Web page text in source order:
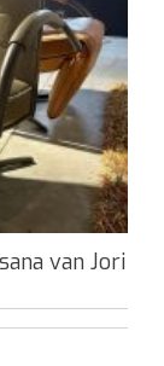
van Jori